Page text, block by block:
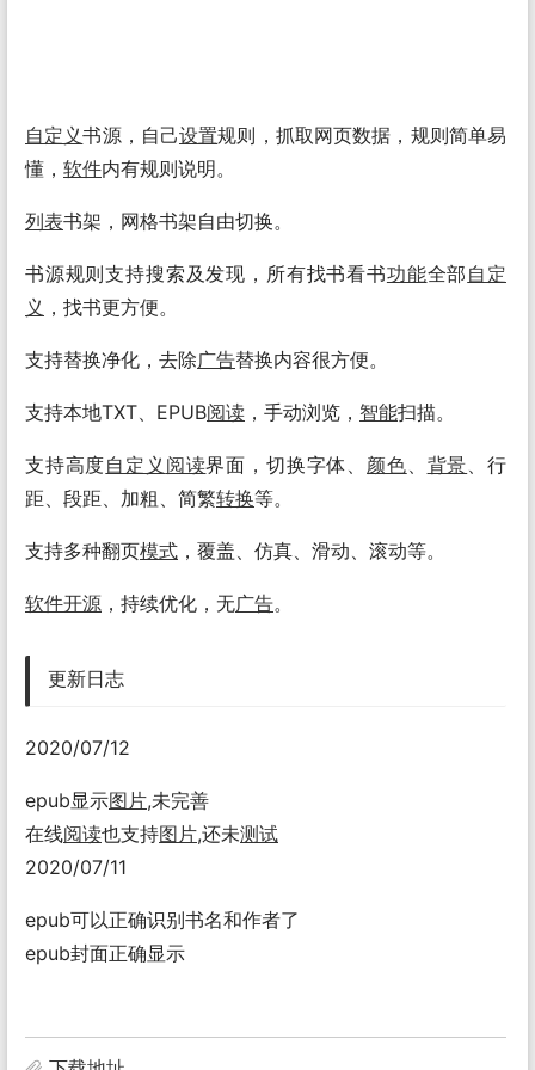
自定义书源，自己设置规则，抓取网页数据，规则简单易
懂， 软件内有规则说明。
列表书架，网格书架自由切换。
书源规则支持搜索及发现，所有找书看书功能全部 自定
义 ，找书更方便。
支持替换净化，去除广告替换内容很方便。
支持本地TXT、EPUB阅读 ，手动浏览， 智能扫描。
支持高度自定义 阅读界面，切换字体、 颜色、 背景、行
距、段距、加粗、简繁转换等。
支持多种翻页模式 ，覆盖、仿真、滑动、滚动等。
软件开源 ，持续优化，无广告。
更新日志
2020/07/12
epub显示图片,未完善
在线阅读也支持图片,还未测试
2020/07/11
epub可以正确识别书名和作者了
epub封面正确显示